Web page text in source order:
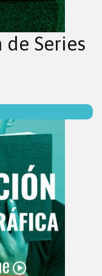
de Series